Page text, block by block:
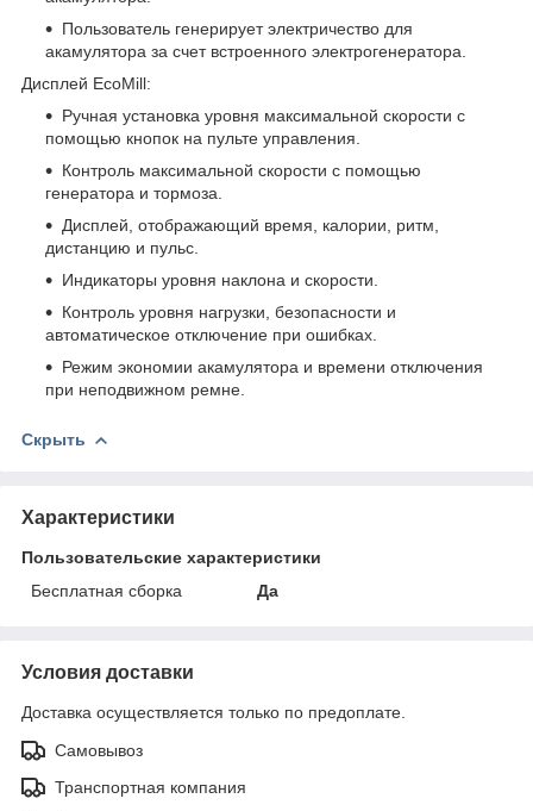
Пользователь генерирует электричество для
акамулятора за счет встроенного электрогенератора.
Дисплей EcoMill:
Ручная установка уровня максимальной скорости с
помощью кнопок на пульте управления.
Контроль максимальной скорости с помощью
генератора и тормоза.
Дисплей, отображающий время, калории, ритм,
дистанцию и пульс.
Индикаторы уровня наклона и скорости.
Контроль уровня нагрузки, безопасности и
автоматическое отключение при ошибках.
Режим экономии акамулятора и времени отключения
при неподвижном ремне.
Скрыть
Характеристики
Пользовательские характеристики
Бесплатная сборка
Да
Условия доставки
Доставка осуществляется только по предоплате.
Самовывоз
Транспортная компания